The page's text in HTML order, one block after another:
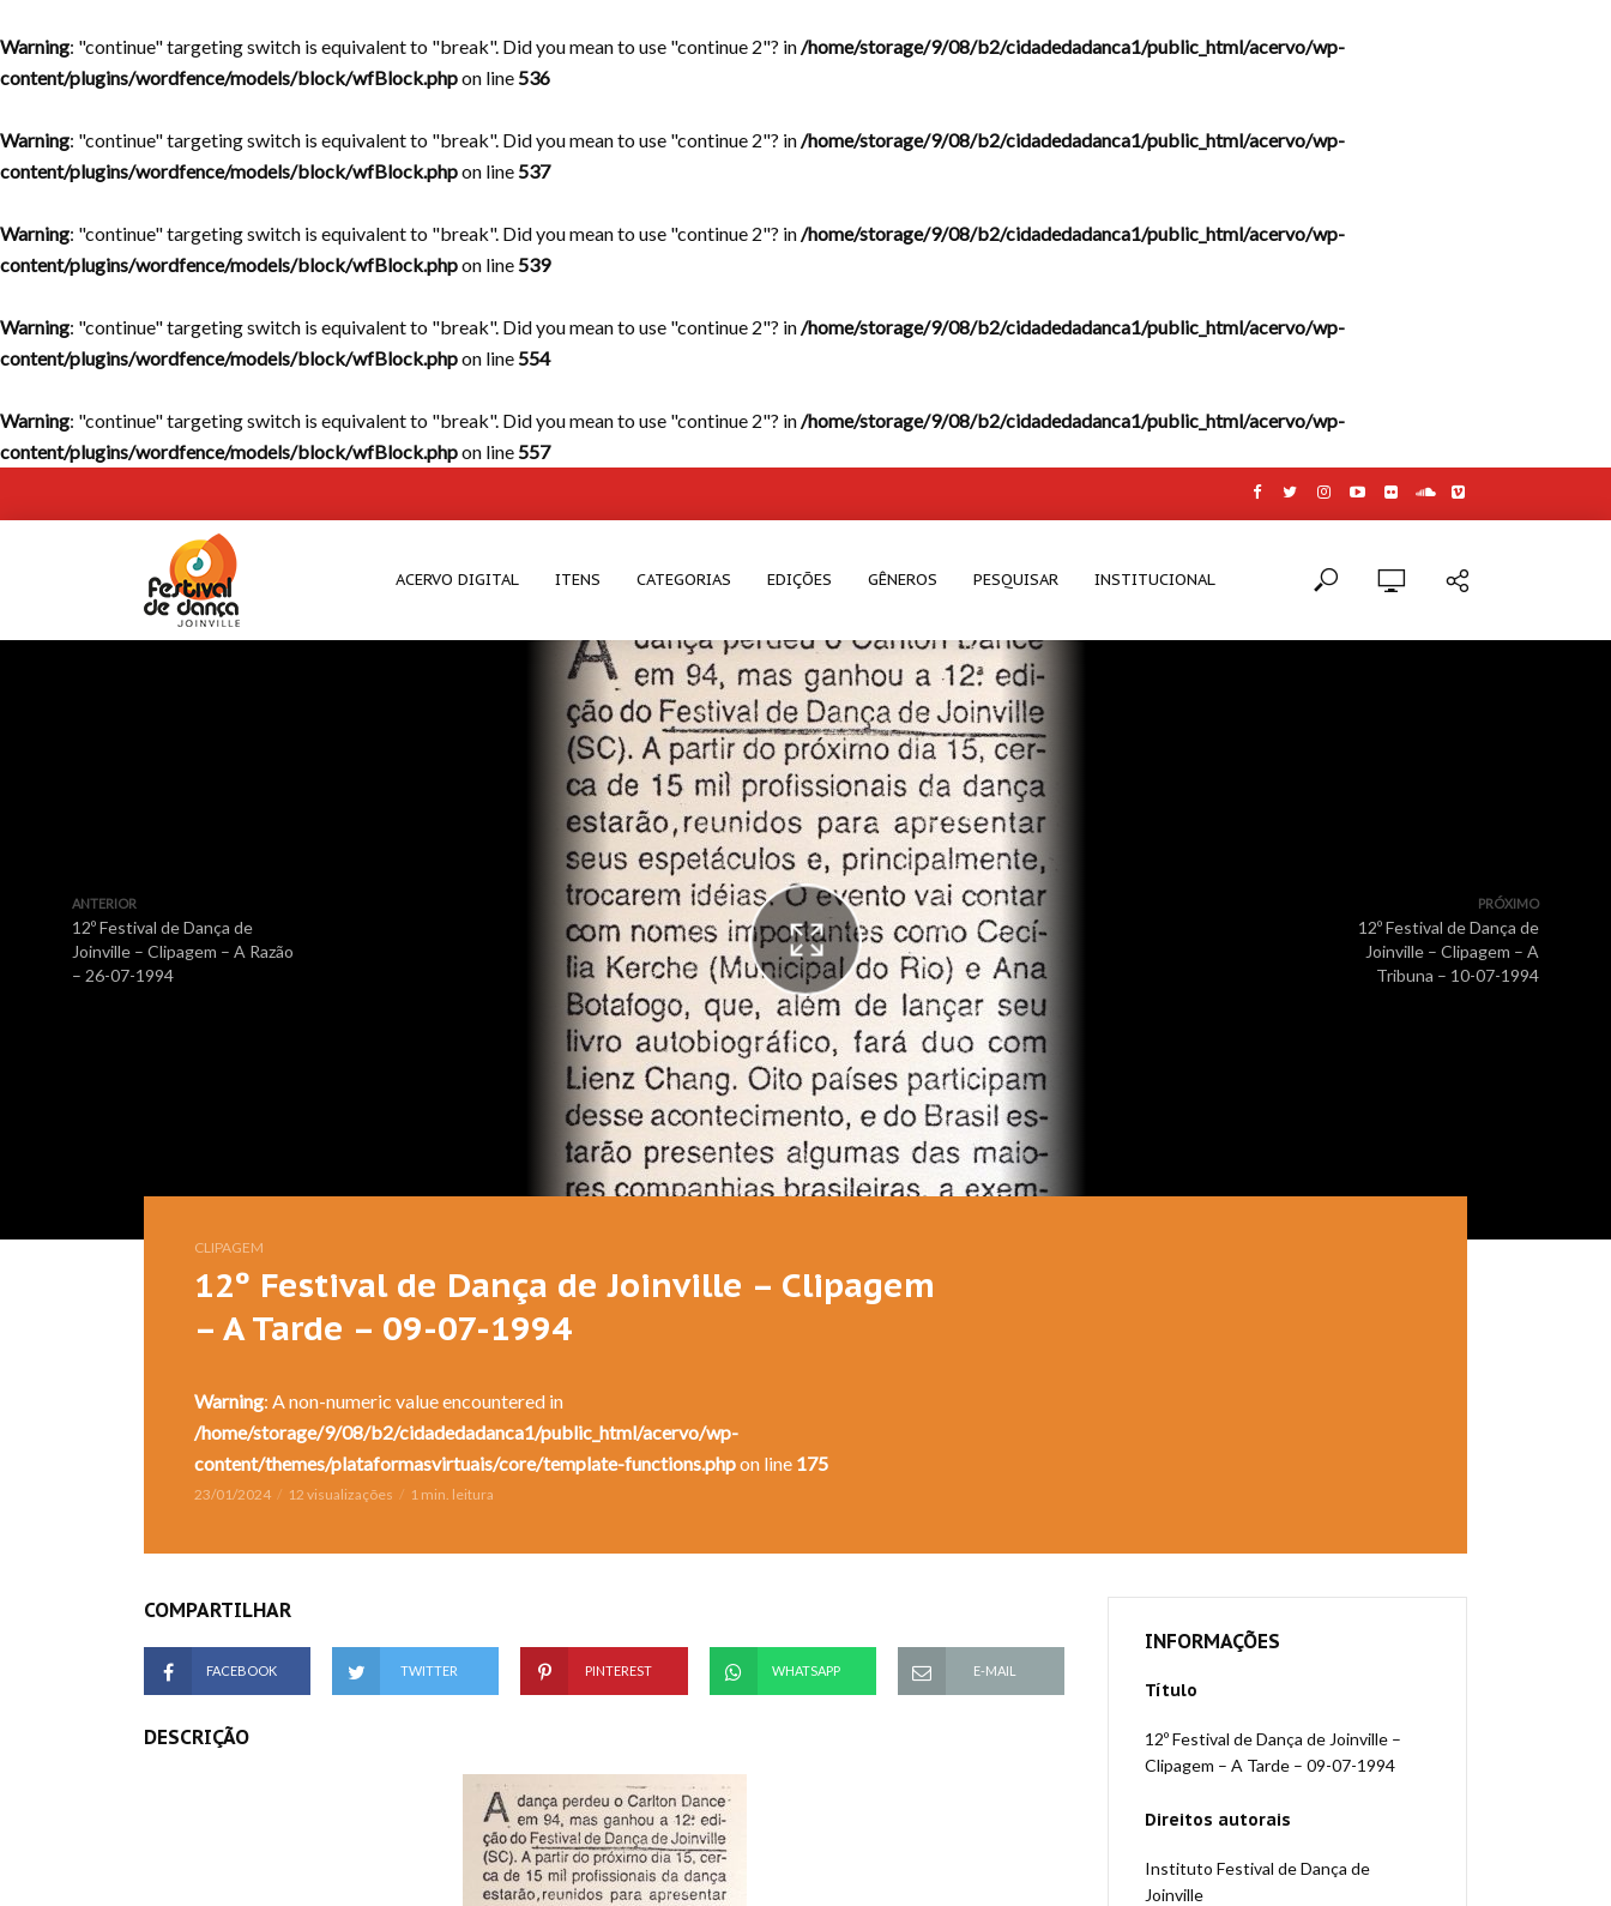
Warning: "continue" targeting switch is equivalent to "break". Did you mean to use "continue 2"? in/home/storage/9/08/b2/cidadedadanca1/public_html/acervo/wp-
content/plugins/wordfence/models/block/wfBlock.phpon line536
Warning: "continue" targeting switch is equivalent to "break". Did you mean to use "continue 2"? in/home/storage/9/08/b2/cidadedadanca1/public_html/acervo/wp-
content/plugins/wordfence/models/block/wfBlock.phpon line537
Warning: "continue" targeting switch is equivalent to "break". Did you mean to use "continue 2"? in/home/storage/9/08/b2/cidadedadanca1/public_html/acervo/wp-
content/plugins/wordfence/models/block/wfBlock.phpon line539
Warning: "continue" targeting switch is equivalent to "break". Did you mean to use "continue 2"? in/home/storage/9/08/b2/cidadedadanca1/public_html/acervo/wp-
content/plugins/wordfence/models/block/wfBlock.phpon line554
Warning: "continue" targeting switch is equivalent to "break". Did you mean to use "continue 2"? in/home/storage/9/08/b2/cidadedadanca1/public_html/acervo/wp-
content/plugins/wordfence/models/block/wfBlock.phpon line557
ACERVO DIGITAL ITENS CATEGORIAS EDIÇÕES GÊNEROS PESQUISAR INSTITUCIONAL
ANTERIOR
12º Festival de Dança de
Joinville – Clipagem – A Razão
– 26-07-1994
PRÓXIMO
12º Festival de Dança de
Joinville – Clipagem – A
Tribuna – 10-07-1994
CLIPAGEM
12º Festival de Dança de Joinville – Clipagem
– A Tarde – 09-07-1994
Warning: A non-numeric value encountered in
/home/storage/9/08/b2/cidadedadanca1/public_html/acervo/wp-
content/themes/plataformasvirtuais/core/template-functions.phpon line 175
23/01/2024 12 visualizações 1 min. leitura
COMPARTILHAR
FACEBOOK TWITTER PINTEREST WHATSAPP E-MAIL
DESCRIÇÃO
INFORMAÇÕES
Título
12º Festival de Dança de Joinville –
Clipagem – A Tarde – 09-07-1994
Direitos autorais
Instituto Festival de Dança de
Joinville